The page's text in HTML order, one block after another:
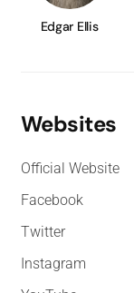
Edgar Ellis
Websites
Official Website
Facebook
Twitter
Instagram